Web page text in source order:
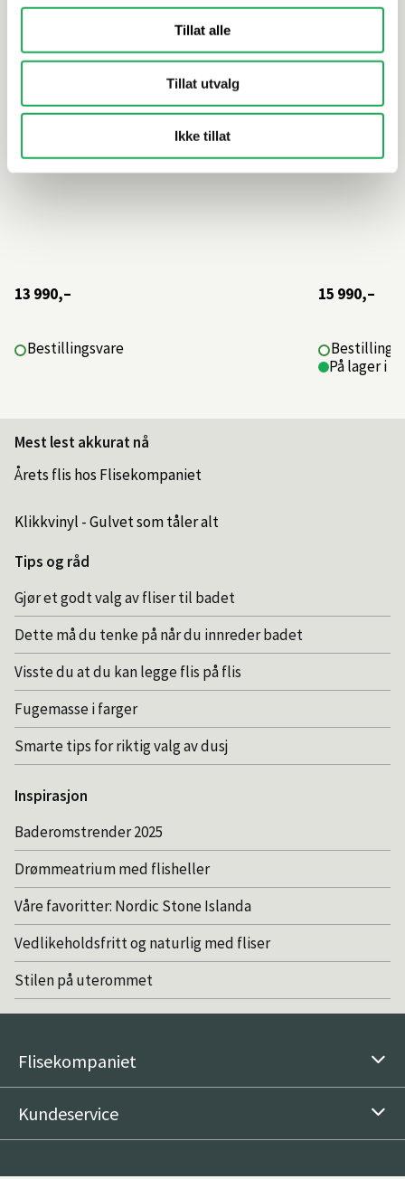
Tillat alle
Tillat utvalg
Ikke tillat
13 990,–
Bestillingsvare
15 990,–
På lager i
Mest lest akkurat nå
Årets flis hos Flisekompaniet
Klikkvinyl - Gulvet som tåler alt
Tips og råd
Gjør et godt valg av fliser til badet
Dette må du tenke på når du innreder badet
Visste du at du kan legge flis på flis
Fugemasse i farger
Smarte tips for riktig valg av dusj
Inspirasjon
Baderomstrender 2025
Drømmeatrium med flisheller
Våre favoritter: Nordic Stone Islanda
Vedlikeholdsfritt og naturlig med fliser
Stilen på uterommet
Flisekompaniet
Kundeservice